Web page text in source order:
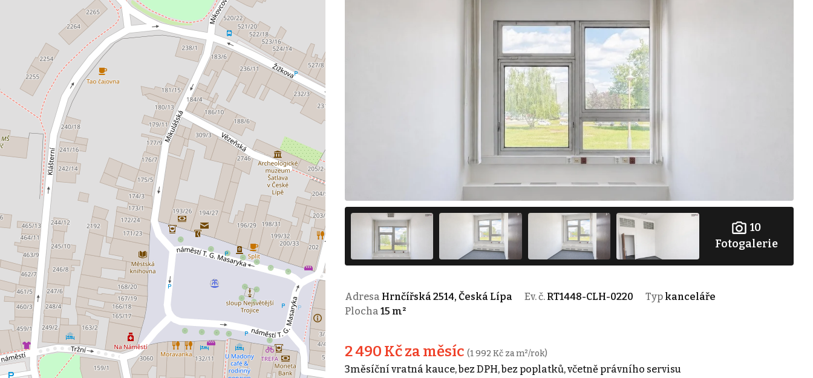
10
Fotogalerie
Adresa Hrnčířská 2514, Česká Lípa Ev. č. RT1448-CLH-0220 Typ kanceláře
Plocha 15 m²
2 490 Kč za měsíc (1 992 Kč za m²/rok)
3měsíční vratná kauce, bez DPH, bez poplatků, včetně právního servisu